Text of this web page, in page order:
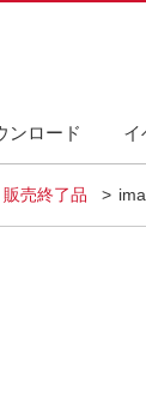
ンロード イ
売終了品